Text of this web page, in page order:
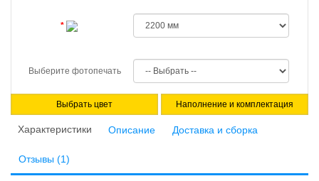
Выберите фотопечать
Выбрать цвет Наполнение и комплектация
Характеристики Описание Доставка и сборка
Отзывы (1)